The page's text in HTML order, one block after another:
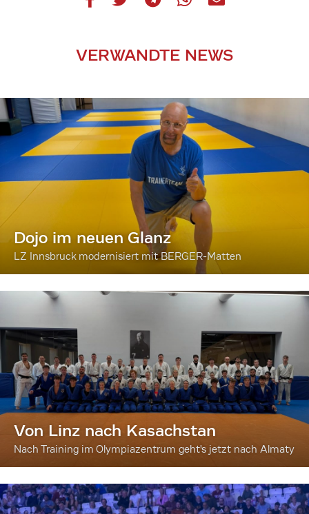
VERWANDTE NEWS
Dojo im neuen Glanz
LZ Innsbruck modernisiert mit BERGER-Matten
Von Linz nach Kasachstan
Nach Training im Olympiazentrum geht's jetzt nach Almaty